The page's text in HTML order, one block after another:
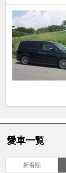
愛車一覧
新着順